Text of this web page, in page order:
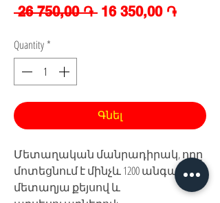
26 750,00 ֏ Regular
16 350,00 ֏Sale
Quantity *
Գնել
Մետաղական մանրադիրակ, որը
մոտեցնում է մինչև 1200 անգամ ,
մետաղյա քեյսով և